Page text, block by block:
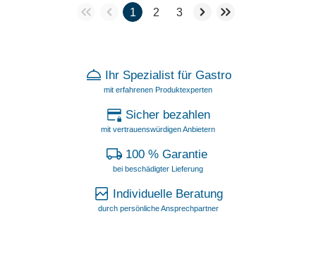
1 2 3
Ihr Spezialist für Gastro
mit erfahrenen Produktexperten
Sicher bezahlen
mit vertrauenswürdigen Anbietern
100 % Garantie
bei beschädigter Lieferung
Individuelle Beratung
durch persönliche Ansprechpartner